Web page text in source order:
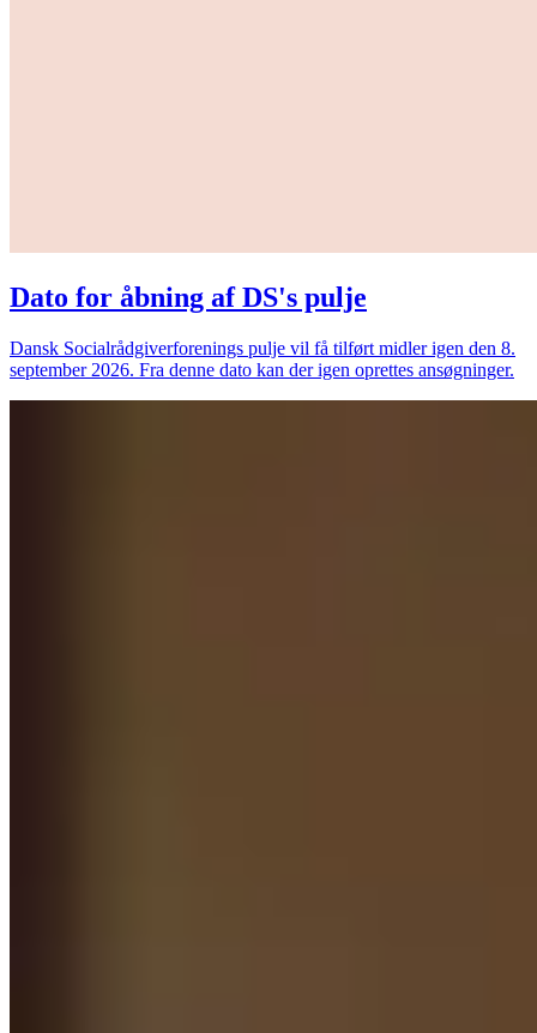
Dato for åbning af DS's pulje
Dansk Socialrådgiverforenings pulje vil få tilført midler igen den 8.
september 2026. Fra denne dato kan der igen oprettes ansøgninger.